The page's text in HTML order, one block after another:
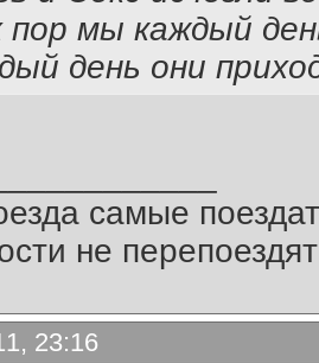
мы каждый
день они
самые
не
23:16